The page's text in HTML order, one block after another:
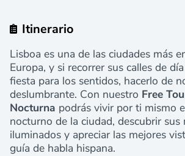
Itinerario
Lisboa es una de las ciudades más
Europa, y si recorrer sus calles de
fiesta para los sentidos, hacerlo de
deslumbrante. Con nuestro Free
Nocturna podrás vivir por ti mismo
nocturno de la ciudad, descubrir
iluminados y apreciar las mejores
guía de habla hispana.